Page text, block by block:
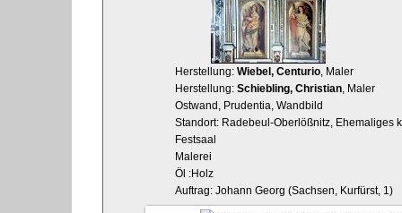
Herstellung: Wiebel, Centurio, Maler
Herstellung: Schiebling, Christian, Maler
Ostwand, Prudentia, Wandbild
Standort: Radebeul-Oberlößnitz, Ehemaliges
Festsaal
Malerei
Öl :Holz
Auftrag: Johann Georg (Sachsen, Kurfürst, 1)